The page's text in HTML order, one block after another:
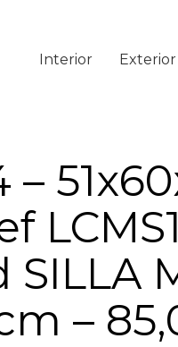
Interior Exterior
–
SILLA
–